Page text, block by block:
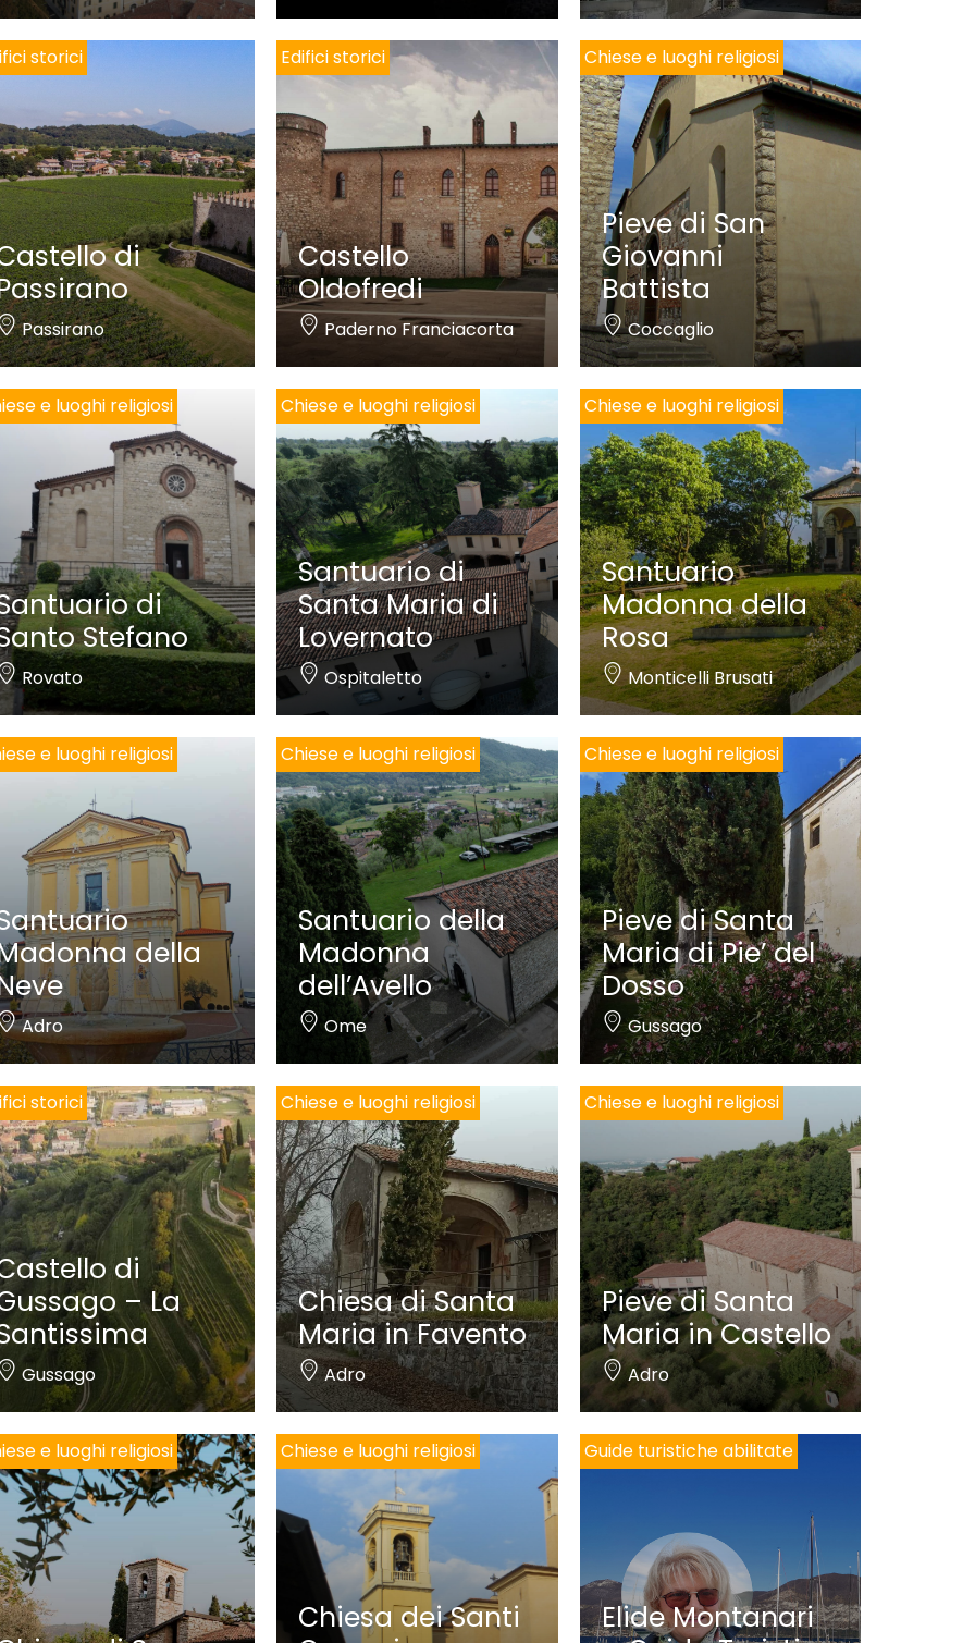
storici
di
Passirano
Edifici storici
Castello
Oldofredi
Paderno Franciacorta
Chiese e luoghi religiosi
Pieve di San
Giovanni
Battista
Coccaglio
e luoghi religiosi
di
Stefano
Rovato
Chiese e luoghi religiosi
Santuario di
Santa Maria di
Lovernato
Ospitaletto
Chiese e luoghi religiosi
Santuario
Madonna della
Rosa
Monticelli Brusati
e luoghi religiosi
della
Adro
Chiese e luoghi religiosi
Santuario della
Madonna
dell’Avello
Ome
Chiese e luoghi religiosi
Pieve di Santa
Maria di Pie’ del
Dosso
Gussago
storici
di
– La
Gussago
Chiese e luoghi religiosi
Chiesa di Santa
Maria in Favento
Adro
Chiese e luoghi religiosi
Pieve di Santa
Maria in Castello
Adro
e luoghi religiosi Chiese e luoghi religiosi
Chiesa dei Santi
Guide turistiche abilitate
Elide Montanari